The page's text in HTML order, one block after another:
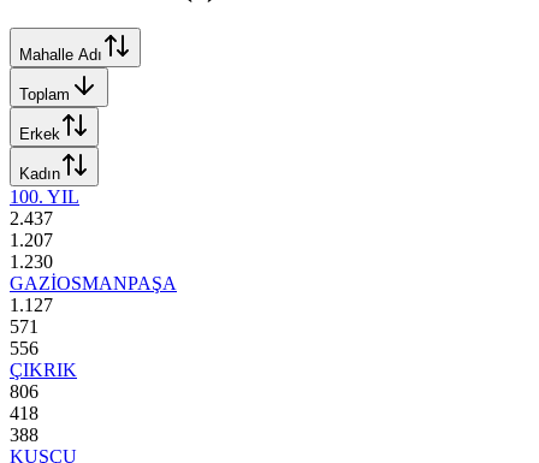
Mahalle Adı
Toplam
Erkek
Kadın
100. YIL
2.437
1.207
1.230
GAZİOSMANPAŞA
1.127
571
556
ÇIKRIK
806
418
388
KUŞÇU